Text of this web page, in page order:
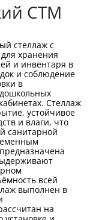
СТМ
стеллаж с
хранения
и инвентаря в
и соблюдение
в
Стеллаж
устойчивое
и влаги, что
санитарной
всей
выполнен в
на